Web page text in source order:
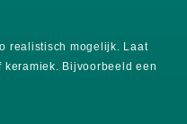
realistisch mogelijk. Laat
Bijvoorbeeld een